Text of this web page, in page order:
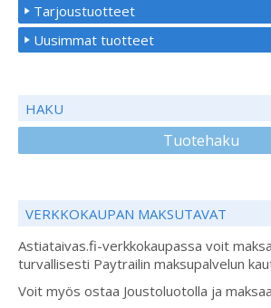
Tarjoustuotteet
Uusimmat tuotteet
HAKU
Tuotehaku
VERKKOKAUPAN MAKSUTAVAT
Astiataivas.fi-verkkokaupassa voit
turvallisesti Paytrailin maksupalvelun
Voit myös ostaa Joustoluotolla ja